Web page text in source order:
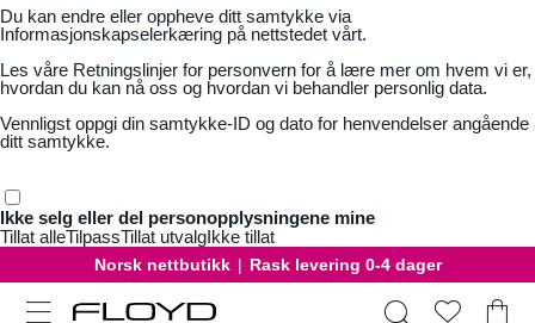
Du kan endre eller oppheve ditt samtykke via
Informasjonskapselerkæring på nettstedet vårt.
Les våre Retningslinjer for personvern for å lære mer om hvem vi er,
hvordan du kan nå oss og hvordan vi behandler personlig data.
Vennligst oppgi din samtykke-ID og dato for henvendelser angående
ditt samtykke.
Ikke selg eller del personopplysningene mine
Tillat alleTilpassTillat utvalgIkke tillat
Norsk nettbutikk | Rask levering 0-4 dager